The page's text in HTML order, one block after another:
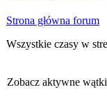
Strona główna forum
Wszystkie czasy w
Zobacz aktywne wątki